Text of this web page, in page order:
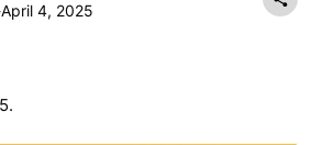
April 4, 2025